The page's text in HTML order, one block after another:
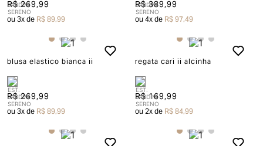
R$ 269,99
ou3x deR$ 89,99
R$ 389,99
ou4x deR$ 97,49
blusa elastico bianca ii
R$ 269,99
ou3x deR$ 89,99
regata cari ii alcinha
R$ 169,99
ou2x deR$ 84,99